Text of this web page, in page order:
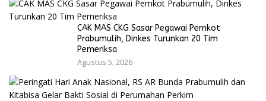
CAK MAS CKG Sasar Pegawai Pemkot
Prabumulih, Dinkes Turunkan 20 Tim
Pemeriksa
Agustus 5, 2026